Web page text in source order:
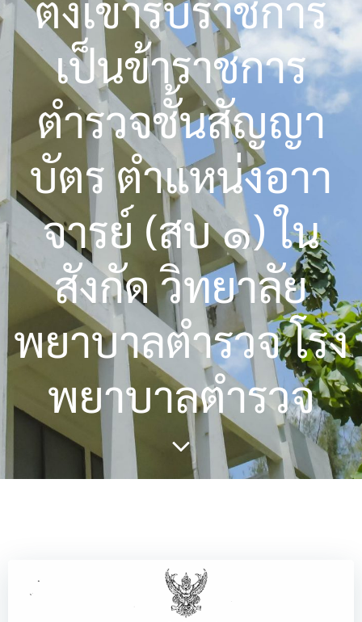
เป็นข้าราชการ
ตำรวจชั้นสัญญา
บัตร ตำแหน่งอาา
จารย์ (สบ ๑) ใน
สังกัด วิทยาลัย
พยาบาลตำรวจ โรง
พยาบาลตำรวจ